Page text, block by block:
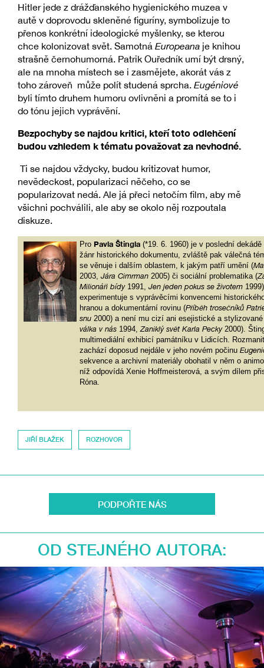
Hitler jede z drážďanského hygienického muzea v
autě v doprovodu skleněné figuríny, symbolizuje to
přenos konkrétní ideologické myšlenky, se kterou
chce kolonizovat svět. Samotná Europeana je knihou
strašně černohumorná. Patrik Ouředník umí být drsný,
ale na mnoha místech se i zasmějete, akorát vás z
toho zároveň může polít studená sprcha. Eugéniové
byli tímto druhem humoru ovlivněni a promítá se to i
do tónu jejich vyprávění.
Bezpochyby se najdou kritici, kteří toto odlehčení
budou vzhledem k tématu považovat za nevhodné.
Ti se najdou vždycky, budou kritizovat humor,
nevědeckost, popularizaci něčeho, co se
popularizovat nedá. Ale já přeci netočím film, aby mě
všichni pochválili, ale aby se okolo něj rozpoutala
diskuze.
Pro Pavla Štingla (*19. 6. 1960) je v poslední
žánr historického dokumentu, zvláště pak válečná
se věnuje i dalším oblastem, k jakým patří umění (
2003, Jára Cimrman 2005) či sociální problematika (
Milionáři bídy 1991, Jen jeden pokus se životem
experimentuje s vyprávěcími konvencemi
hranou a dokumentární rovinu (Příběh trosečníků
snu2000) a není mu cizí ani esejistické a
válka v nás 1994,Zaniklý svět Karla Pecky 2000).
multimediální exhibicí památníku v Lidicích.
zachází doposud nejdále v jeho novém počinu
sekvence a archivní materiály obohatil v něm o
níž odpovídá Xenie Hoffmeisterová, a svým dílem
Róna.
JIŘÍ BLAŽEK ROZHOVOR
PODPOŘTE NÁS
OD STEJNÉHO AUTORA: